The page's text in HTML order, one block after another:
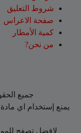
شروط التعليق‎
صفحة الاعراس
كمية الأمطار
من نحن?
جميع
يمنع إستخدام اي
لافضل تصفح